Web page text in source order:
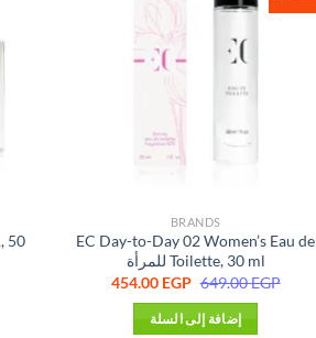
BRANDS
EC Day-to-Day 02 Women’s Eau de
Toilette, 30 ml للمرأة
649.00EGP
السعر
هو:
649.00 EGP.
454.00 EGP
السعر
إضافة إلى السلة
50